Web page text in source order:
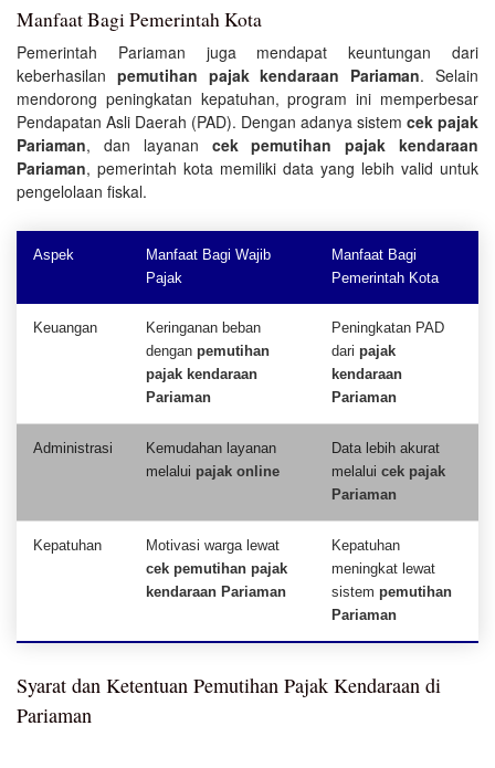
Manfaat Bagi Pemerintah Kota
Pemerintah Pariaman juga mendapat keuntungan dari
keberhasilan pemutihan pajak kendaraan Pariaman. Selain
mendorong peningkatan kepatuhan, program ini memperbesar
Pendapatan Asli Daerah (PAD). Dengan adanya sistem cek pajak
Pariaman, dan layanan cek pemutihan pajak kendaraan
Pariaman, pemerintah kota memiliki data yang lebih valid untuk
pengelolaan fiskal.
Aspek
Manfaat Bagi Wajib
Pajak
Manfaat Bagi
Pemerintah Kota
Keuangan
Keringanan beban
dengan pemutihan
pajak kendaraan
Pariaman
Peningkatan PAD
dari pajak
kendaraan
Pariaman
Administrasi
Kemudahan layanan
melalui pajak online
Data lebih akurat
melalui cek pajak
Pariaman
Kepatuhan
Motivasi warga lewat
cek pemutihan pajak
kendaraan Pariaman
Kepatuhan
meningkat lewat
sistem pemutihan
Pariaman
Syarat dan Ketentuan Pemutihan Pajak Kendaraan di
Pariaman